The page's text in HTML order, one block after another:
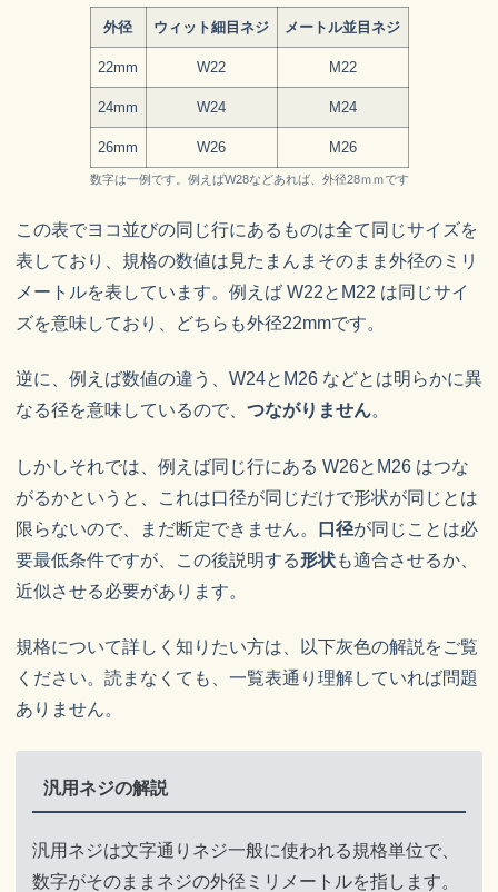
外径 ウィット細目ネジ メートル並目ネジ
22mm W22 M22
24mm W24 M24
26mm W26 M26
数字は一例です。例えばW28などあれば、外径28ｍｍです
この表でヨコ並びの同じ行にあるものは全て同じサイズを
表しており、規格の数値は見たまんまそのまま外径のミリ
メートルを表しています。例えば W22とM22 は同じサイ
ズを意味しており、どちらも外径22mmです。
逆に、例えば数値の違う、W24とM26 などとは明らかに異
なる径を意味しているので、 つながりません。
しかしそれでは、例えば同じ行にある W26とM26 はつな
がるかというと、これは口径が同じだけで形状が同じとは
限らないので、まだ断定できません。
口径が同じことは必
要最低条件ですが、この後説明する形状も適合させるか、
近似させる必要があります。
規格について詳しく知りたい方は、以下灰色の解説をご覧
ください。読まなくても、一覧表通り理解していれば問題
ありません。
汎用ネジの解説
汎用ネジは文字通りネジ一般に使われる規格単位で、
数字がそのままネジの外径ミリメートルを指します。